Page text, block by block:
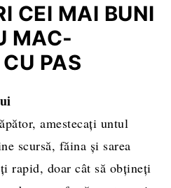
CEI MAI BUNI
MAC-
PAS
amestecați untul
scursă, făina și sarea
rapid, doar cât să obțineți